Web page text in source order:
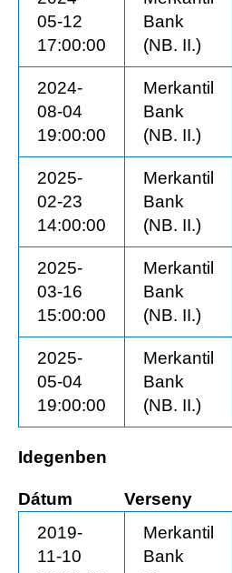
05-12
17:00:00
Bank
(NB. II.)
2024-
08-04
19:00:00
Merkantil
Bank
(NB. II.)
2025-
02-23
14:00:00
Merkantil
Bank
(NB. II.)
2025-
03-16
15:00:00
Merkantil
Bank
(NB. II.)
2025-
05-04
19:00:00
Merkantil
Bank
(NB. II.)
Idegenben
Dátum Verseny
2019-
11-10
Merkantil
Bank